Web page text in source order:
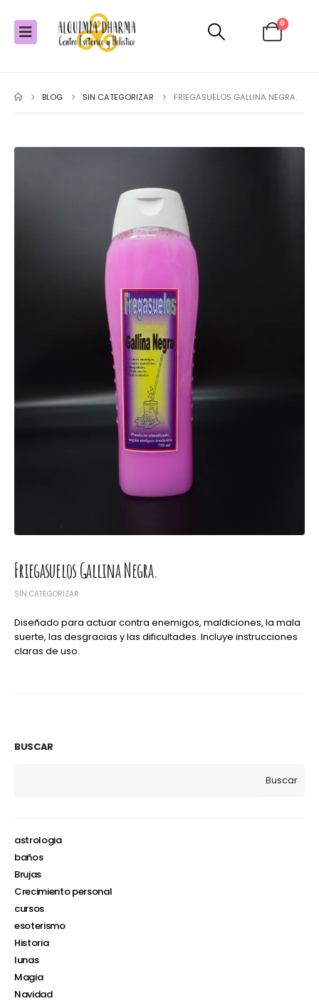
0
BLOG SIN CATEGORIZAR FRIEGASUELOS GALLINA NEGRA.
Friegasuelos Gallina Negra.
SIN CATEGORIZAR
Diseñado para actuar contra enemigos, maldiciones, la mala
suerte, las desgracias y las dificultades. Incluye instrucciones
claras de uso.
BUSCAR
Buscar
astrologia
baños
Brujas
Crecimiento personal
cursos
esoterismo
Historia
lunas
Magia
Navidad